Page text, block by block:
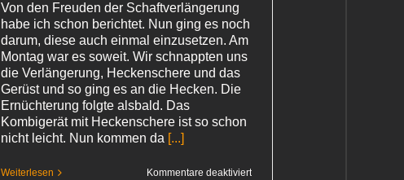
Von den Freuden der Schaftverlängerung
habe ich schon berichtet. Nun ging es noch
darum, diese auch einmal einzusetzen. Am
Montag war es soweit. Wir schnappten uns
die Verlängerung, Heckenschere und das
Gerüst und so ging es an die Hecken. Die
Ernüchterung folgte alsbald. Das
Kombigerät mit Heckenschere ist so schon
nicht leicht. Nun kommen da [...]
Weiterlesen Kommentare deaktiviertfür